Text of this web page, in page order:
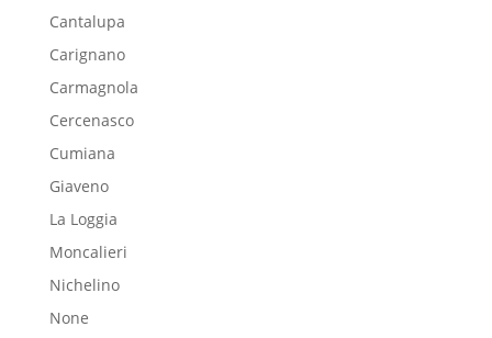
Cantalupa
Carignano
Carmagnola
Cercenasco
Cumiana
Giaveno
La Loggia
Moncalieri
Nichelino
None